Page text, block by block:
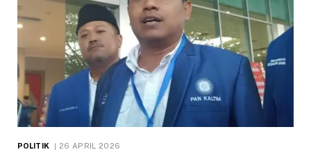
POLITIK 26 APRIL 2026